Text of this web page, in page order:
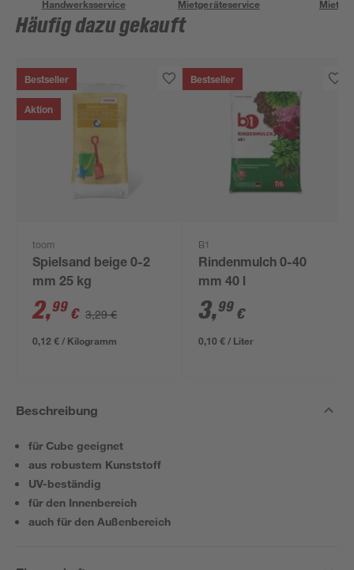
Handwerksservice Mietgeräteservice
Häufig dazu gekauft
Bestseller
Aktion
toom
Spielsand beige 0-2
mm 25 kg
2,99 € 3,29 €
0,12 € / Kilogramm
Bestseller
B1
Rindenmulch 0-40
mm 40 l
3,99 €
0,10 € / Liter
Beschreibung
für Cube geeignet
aus robustem Kunststoff
UV-beständig
für den Innenbereich
auch für den Außenbereich